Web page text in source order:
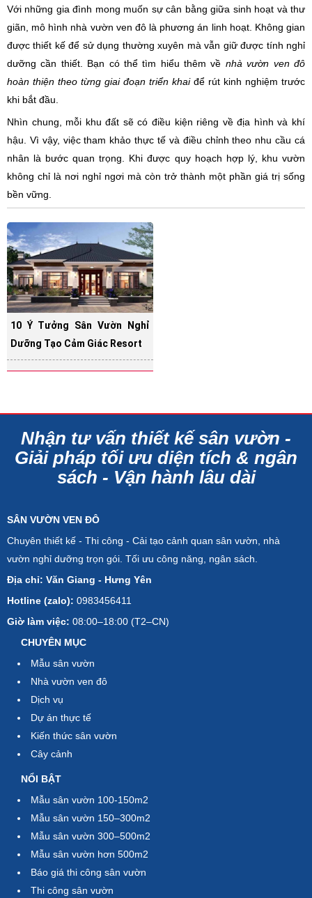
Với những gia đình mong muốn sự cân bằng giữa sinh hoạt và thư
giãn, mô hình nhà vườn ven đô là phương án linh hoạt. Không gian
được thiết kế để sử dụng thường xuyên mà vẫn giữ được tính nghỉ
dưỡng cần thiết. Bạn có thể tìm hiểu thêm về nhà vườn ven đô
hoàn thiện theo từng giai đoạn triển khaiđể rút kinh nghiệm trước
khi bắt đầu.
Nhìn chung, mỗi khu đất sẽ có điều kiện riêng về địa hình và khí
hậu. Vì vậy, việc tham khảo thực tế và điều chỉnh theo nhu cầu cá
nhân là bước quan trọng. Khi được quy hoạch hợp lý, khu vườn
không chỉ là nơi nghỉ ngơi mà còn trở thành một phần giá trị sống
bền vững.
10 Ý Tưởng Sân Vườn Nghỉ
Dưỡng Tạo Cảm Giác Resort
Nhận tư vấn thiết kế sân vườn -
Giải pháp tối ưu diện tích & ngân
sách - Vận hành lâu dài
SÂN VƯỜN VEN ĐÔ
Chuyên thiết kế - Thi công - Cải tạo cảnh quan sân vườn, nhà
vườn nghỉ dưỡng trọn gói. Tối ưu công năng, ngân sách.
Địa chỉ: Văn Giang - Hưng Yên
Hotline (zalo): 0983456411
Giờ làm việc: 08:00–18:00 (T2–CN)
CHUYÊN MỤC
Mẫu sân vườn
Nhà vườn ven đô
Dịch vụ
Dự án thực tế
Kiến thức sân vườn
Cây cảnh
NỔI BẬT
Mẫu sân vườn 100-150m2
Mẫu sân vườn 150–300m2
Mẫu sân vườn 300–500m2
Mẫu sân vườn hơn 500m2
Báo giá thi công sân vườn
Thi công sân vườn